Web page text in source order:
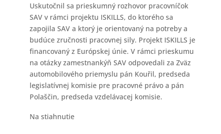
Uskutočnil sa prieskumný rozhovor pracovníčok
SAV v rámci projektu ISKILLS, do ktorého sa
zapojila SAV a ktorý je orientovaný na potreby a
budúce zručnosti pracovnej sily. Projekt ISKILLS je
financovaný z Európskej únie. V rámci prieskumu
na otázky zamestnankýň SAV odpovedali za Zväz
automobilového priemyslu pán Kouřil, predseda
legislatívnej komisie pre pracovné právo a pán
Polaščin, predseda vzdelávacej komisie.
Na stiahnutie